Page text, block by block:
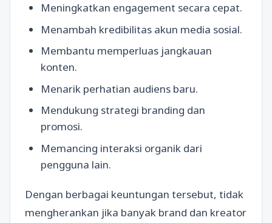
Meningkatkan engagement secara cepat.
Menambah kredibilitas akun media sosial.
Membantu memperluas jangkauan
konten.
Menarik perhatian audiens baru.
Mendukung strategi branding dan
promosi.
Memancing interaksi organik dari
pengguna lain.
Dengan berbagai keuntungan tersebut, tidak
mengherankan jika banyak brand dan kreator